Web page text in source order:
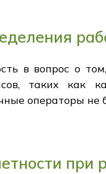
в вопрос о
таких как
операторы
при